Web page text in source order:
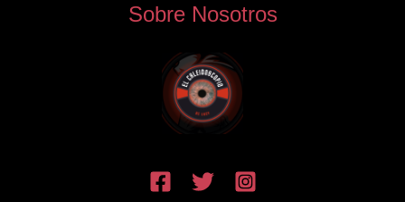
Sobre Nosotros